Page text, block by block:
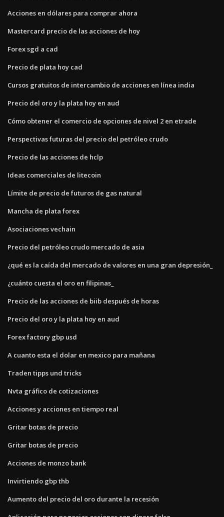
Acciones en dólares para comprar ahora
Mastercard precio de las acciones de hoy
Forex sgd a cad
Precio de plata hoy cad
Cursos gratuitos de intercambio de acciones en línea india
Precio del oro y la plata hoy en aud
Cómo obtener el comercio de opciones de nivel 2 en etrade
Perspectivas futuras del precio del petróleo crudo
Precio de las acciones de hclp
Ideas comerciales de litecoin
Límite de precio de futuros de gas natural
Mancha de plata forex
Asociaciones vechain
Precio del petróleo crudo mercado de asia
¿qué es la caída del mercado de valores en una gran depresión_
¿cuánto cuesta el oro en filipinas_
Precio de las acciones de biib después de horas
Precio del oro y la plata hoy en aud
Forex factory gbp usd
A cuanto esta el dolar en mexico para mañana
Traden tipps und tricks
Nvta gráfico de cotizaciones
Acciones y acciones en tiempo real
Gritar botas de precio
Gritar botas de precio
Acciones de monzo bank
Invirtiendo gbp thb
Aumento del precio del oro durante la recesión